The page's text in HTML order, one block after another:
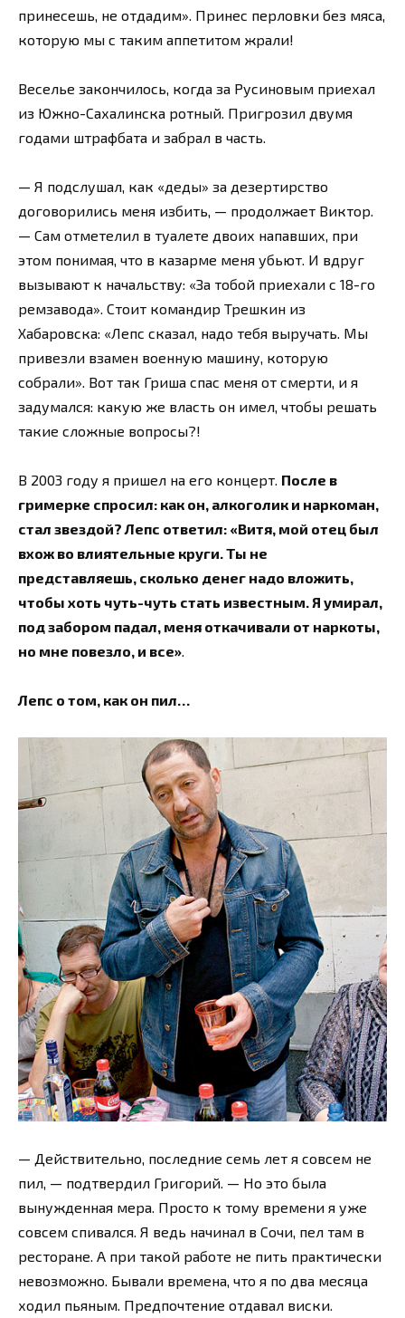
принесешь, не отдадим». Принес перловки без мяса,
которую мы с таким аппетитом жрали!
Веселье закончилось, когда за Русиновым приехал
из Южно-Сахалинска ротный. Пригрозил двумя
годами штрафбата и забрал в часть.
— Я подслушал, как «деды» за дезертирство
договорились меня избить, — продолжает Виктор.
— Сам отметелил в туалете двоих напавших, при
этом понимая, что в казарме меня убьют. И вдруг
вызывают к начальству: «За тобой приехали с 18-го
ремзавода». Стоит командир Трешкин из
Хабаровска: «Лепс сказал, надо тебя выручать. Мы
привезли взамен военную машину, которую
собрали». Вот так Гриша спас меня от смерти, и я
задумался: какую же власть он имел, чтобы решать
такие сложные вопросы?!
В 2003 году я пришел на его концерт. После в
гримерке спросил: как он, алкоголик и наркоман,
стал звездой? Лепс ответил: «Витя, мой отец был
вхож во влиятельные круги. Ты не
представляешь, сколько денег надо вложить,
чтобы хоть чуть-чуть стать известным. Я умирал,
под забором падал, меня откачивали от наркоты,
но мне повезло, и все».
Лепс о том, как он пил…
— Действительно, последние семь лет я совсем не
пил, — подтвердил Григорий. — Но это была
вынужденная мера. Просто к тому времени я уже
совсем спивался. Я ведь начинал в Сочи, пел там в
ресторане. А при такой работе не пить практически
невозможно. Бывали времена, что я по два месяца
ходил пьяным. Предпочтение отдавал виски.